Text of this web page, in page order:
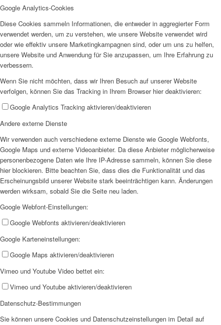
Mitglied werden
Jobs
Feedback
Google Analytics-Cookies
Diese Cookies sammeln Informationen, die entweder in aggregierter Form
verwendet werden, um zu verstehen, wie unsere Website verwendet wird
oder wie effektiv unsere Marketingkampagnen sind, oder um uns zu helfen,
unsere Website und Anwendung für Sie anzupassen, um Ihre Erfahrung zu
verbessern.
Wenn Sie nicht möchten, dass wir Ihren Besuch auf unserer Website
verfolgen, können Sie das Tracking in Ihrem Browser hier deaktivieren:
Google Analytics Tracking aktivieren/deaktivieren
Andere externe Dienste
Wir verwenden auch verschiedene externe Dienste wie Google Webfonts,
Google Maps und externe Videoanbieter. Da diese Anbieter möglicherweise
personenbezogene Daten wie Ihre IP-Adresse sammeln, können Sie diese
hier blockieren. Bitte beachten Sie, dass dies die Funktionalität und das
Erscheinungsbild unserer Website stark beeinträchtigen kann. Änderungen
werden wirksam, sobald Sie die Seite neu laden.
Google Webfont-Einstellungen:
Google Webfonts aktivieren/deaktivieren
Google Karteneinstellungen:
Google Maps aktivieren/deaktivieren
Vimeo und Youtube Video bettet ein:
Vimeo und Youtube aktivieren/deaktivieren
Datenschutz-Bestimmungen
Sie können unsere Cookies und Datenschutzeinstellungen im Detail auf